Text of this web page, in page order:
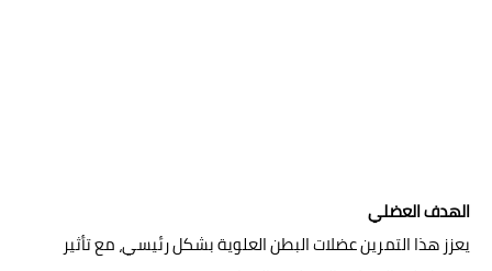
الهدف العضلي
يعزز هذا التمرين عضلات البطن العلوية بشكل رئيسي، مع تأثير